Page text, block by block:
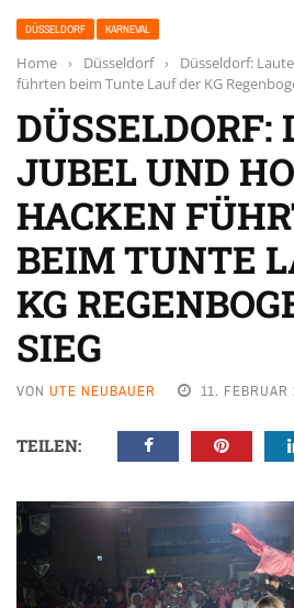
DÜSSELDORF KARNEVAL
Home › Düsseldorf ›
Düsseldorf:
führten beim Tunte Lauf der KG
DÜSSELDORF:
JUBEL UND
HACKEN
BEIM TUNTE
KG
SIEG
VON UTE NEUBAUER 11. FEBRUAR
TEILEN: